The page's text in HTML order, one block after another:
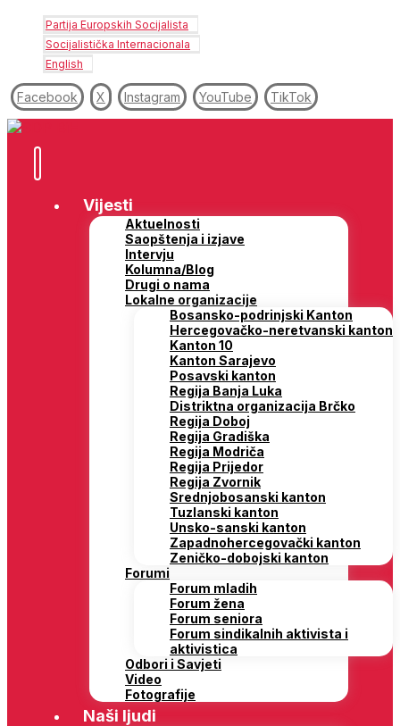
Partija Europskih Socijalista
Socijalistička Internacionala
English
Facebook X Instagram YouTube TikTok
Vijesti
Aktuelnosti
Saopštenja i izjave
Intervju
Kolumna/Blog
Drugi o nama
Lokalne organizacije
Bosansko-podrinjski Kanton
Hercegovačko-neretvanski kanton
Kanton 10
Kanton Sarajevo
Posavski kanton
Regija Banja Luka
Distriktna organizacija Brčko
Regija Doboj
Regija Gradiška
Regija Modriča
Regija Prijedor
Regija Zvornik
Srednjobosanski kanton
Tuzlanski kanton
Unsko-sanski kanton
Zapadnohercegovački kanton
Zeničko-dobojski kanton
Forumi
Forum mladih
Forum žena
Forum seniora
Forum sindikalnih aktivista i
aktivistica
Odbori i Savjeti
Video
Fotografije
Naši ljudi